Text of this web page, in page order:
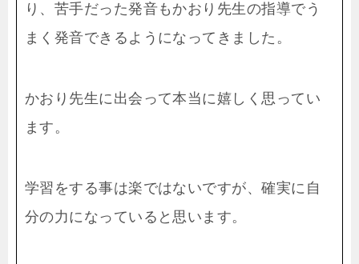
り、苦手だった発音もかおり先生の指導でう
まく発音できるようになってきました。
かおり先生に出会って本当に嬉しく思ってい
ます。
学習をする事は楽ではないですが、確実に自
分の力になっていると思います。